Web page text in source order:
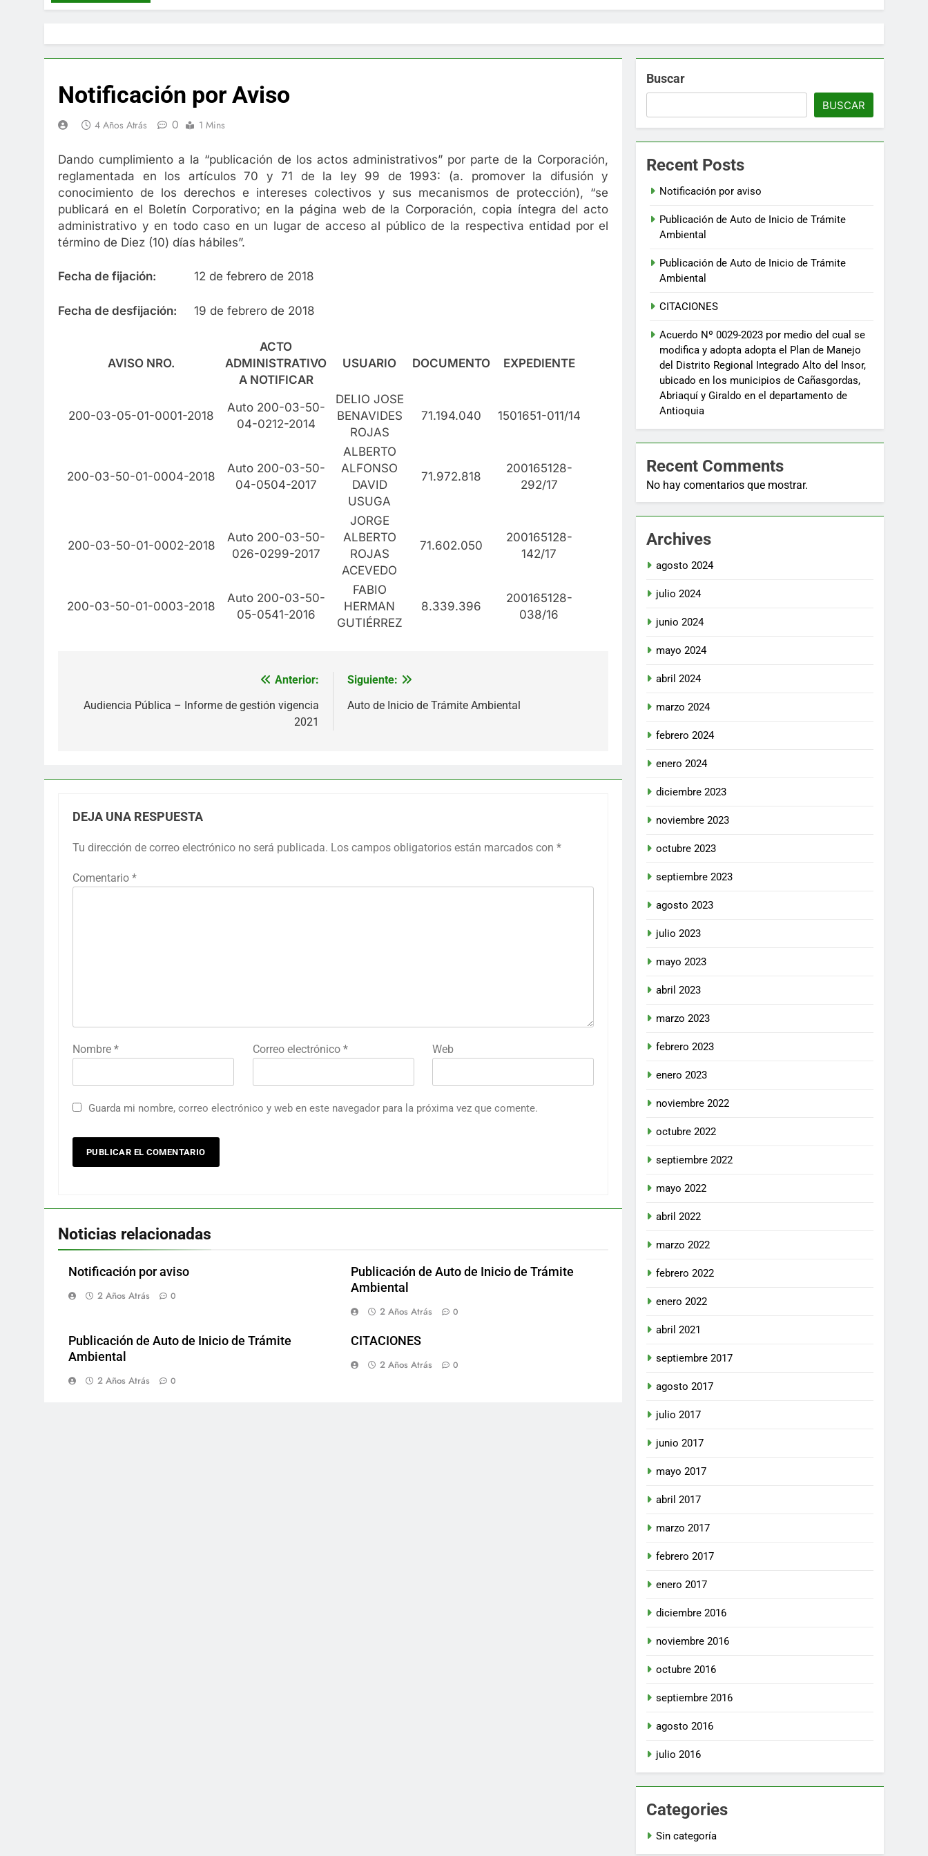
Notificación por Aviso
4 Años Atrás 0 1 Mins
Dando cumplimiento a la “publicación de los actos administrativos” por parte de la Corporación,
reglamentada en los artículos 70 y 71 de la ley 99 de 1993: (a. promover la difusión y
conocimiento de los derechos e intereses colectivos y sus mecanismos de protección), “se
publicará en el Boletín Corporativo; en la página web de la Corporación, copia íntegra del acto
administrativo y en todo caso en un lugar de acceso al público de la respectiva entidad por el
término de Diez (10) días hábiles”.
Fecha de fijación: 12 de febrero de 2018
Fecha de desfijación: 19 de febrero de 2018
AVISO NRO.
ACTO
ADMINISTRATIVO
A NOTIFICAR
USUARIO DOCUMENTO EXPEDIENTE
200-03-05-01-0001-2018
Auto 200-03-50-
04-0212-2014
DELIO JOSE
BENAVIDES
ROJAS
71.194.040 1501651-011/14
200-03-50-01-0004-2018
Auto 200-03-50-
04-0504-2017
ALBERTO
ALFONSO
DAVID
USUGA
71.972.818
200165128-
292/17
200-03-50-01-0002-2018
Auto 200-03-50-
026-0299-2017
JORGE
ALBERTO
ROJAS
ACEVEDO
71.602.050
200165128-
142/17
200-03-50-01-0003-2018
Auto 200-03-50-
05-0541-2016
FABIO
HERMAN
GUTIÉRREZ
8.339.396
200165128-
038/16
de
Anterior:
Audiencia Pública – Informe de gestión vigencia
2021
Siguiente:
Auto de Inicio de Trámite Ambiental
DEJA UNA RESPUESTA
Tu dirección de correo electrónico no será publicada. Los campos obligatorios están marcados con *
Comentario *
Nombre * Correo electrónico * Web
Guarda mi nombre, correo electrónico y web en este navegador para la próxima vez que comente.
Noticias relacionadas
Notificación por aviso
2 Años Atrás 0
Publicación de Auto de Inicio de Trámite
Ambiental
2 Años Atrás 0
Publicación de Auto de Inicio de Trámite
Ambiental
2 Años Atrás 0
CITACIONES
2 Años Atrás 0
Buscar
BUSCAR
Recent Posts
Notificación por aviso
Publicación de Auto de Inicio de Trámite
Ambiental
Publicación de Auto de Inicio de Trámite
Ambiental
CITACIONES
Acuerdo Nº 0029-2023 por medio del cual se
modifica y adopta adopta el Plan de Manejo
del Distrito Regional Integrado Alto del Insor,
ubicado en los municipios de Cañasgordas,
Abriaquí y Giraldo en el departamento de
Antioquia
Recent Comments
No hay comentarios que mostrar.
Archives
agosto 2024
julio 2024
junio 2024
mayo 2024
abril 2024
marzo 2024
febrero 2024
enero 2024
diciembre 2023
noviembre 2023
octubre 2023
septiembre 2023
agosto 2023
julio 2023
mayo 2023
abril 2023
marzo 2023
febrero 2023
enero 2023
noviembre 2022
octubre 2022
septiembre 2022
mayo 2022
abril 2022
marzo 2022
febrero 2022
enero 2022
abril 2021
septiembre 2017
agosto 2017
julio 2017
junio 2017
mayo 2017
abril 2017
marzo 2017
febrero 2017
enero 2017
diciembre 2016
noviembre 2016
octubre 2016
septiembre 2016
agosto 2016
julio 2016
Categories
Sin categoría